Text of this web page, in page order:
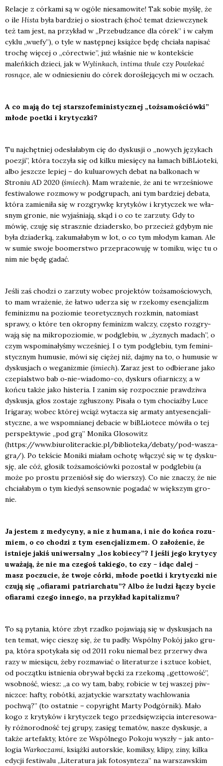
Rela­cje z cór­ka­mi są w ogó­le nie­sa­mo­wi­te! Tak sobie myślę, że
o ile Histabyła bar­dziej o sio­strach (choć temat dziew­czy­nek
też tam jest, na przy­kład w „Prze­bu­dzan­ce dla córek” i w całym
cyklu „wuefy”), o tyle w następ­nej książ­ce będę chcia­ła napi­sać
tro­chę wię­cej o „córec­twie”, już wła­śnie nie w kon­tek­ście
maleń­kich dzie­ci, jak w Wylin­kach, inti­ma thu­le czyPowle­kać
rosną­ce, ale w odnie­sie­niu do córek doro­śle­ją­cych mi w oczach.
A co mają do tej star­szo­fe­mi­ni­stycz­nej „toż­sa­mo­ściów­ki”
mło­de poet­ki i kry­tycz­ki?
Tu naj­chęt­niej ode­sła­ła­bym cię do dys­ku­sji o „nowych języ­kach
poezji”, któ­ra toczy­ła się od kil­ku mie­się­cy na łamach biBLio­te­ki,
albo jesz­cze lepiej – do kulu­aro­wych debat na bal­ko­nach w
Stro­niu AD 2020 (śmiech). Mam wra­że­nie, że ani te wrze­śnio­we
festi­wa­lo­we roz­mo­wy w pod­gru­pach, ani tym bar­dziej deba­ta,
któ­ra zamie­ni­ła się w roz­gryw­kę kry­ty­ków i kry­ty­czek we wła­
snym gro­nie, nie wyja­śnia­ją, skąd i o co te zarzu­ty. Gdy to
mówię, czu­ję się strasz­nie dzia­der­sko, bo prze­cież gdy­bym nie
była dzia­der­ką, zaku­ma­ła­bym w lot, o co tym mło­dym kaman. Ale
w sumie swo­je boomer­stwo prze­pra­co­wu­ję w tomi­ku, więc tu o
nim nie będę gadać.
Jeśli zaś cho­dzi o zarzu­ty wobec pro­jek­tów toż­sa­mo­ścio­wych,
to mam wra­że­nie, że łatwo ude­rza się w rze­ko­my esen­cja­lizm
femi­ni­zmu na pozio­mie teo­re­tycz­nych roz­k­min, nato­miast
spra­wy, o któ­re ten okrop­ny femi­nizm wal­czy, czę­sto roz­gry­
wa­ją się na mikro­po­zio­mie, w pod­gle­biu, w „żyznych madach”, o
czym wspo­mi­na­ły­śmy wcze­śniej. I o tym pod­gle­biu, tym femi­ni­
stycz­nym humu­sie, mówi się cię­żej niż, daj­my na to, o humu­sie w
dys­ku­sjach o wega­ni­zmie (śmiech). Zaraz jest to odbie­ra­ne jako
cze­pial­stwo bab o‑nie-wia­do­mo-co, dys­kurs ofiar­ni­czy, a w
koń­cu tak­że jako histe­ria. I zanim się roz­pocz­nie praw­dzi­wa
dys­ku­sja, głos zosta­je zgłu­szo­ny. Pisa­ła o tym cho­ciaż­by Luce
Iri­ga­ray, wobec któ­rej wciąż wyta­cza się arma­ty anty­esen­cja­li­
stycz­ne, a we wspo­mnia­nej deba­cie w biBLio­te­ce mówi­ła o tej
per­spek­ty­wie „pod grą” Moni­ka Glo­so­witz
(https://www.biuroliterackie.pl/biblioteka/debaty/pod-wasza-
gra/). Po tek­ście Moni­ki mia­łam ocho­tę włą­czyć się w tę dys­ku­
sję, ale cóż, gło­sik toż­sa­mo­ściów­ki pozo­stał w pod­gle­biu (a
może po pro­stu prze­niósł się do wier­szy). Co nie zna­czy, że nie
chcia­ła­bym o tym kie­dyś sen­sow­nie poga­dać w więk­szym gro­
nie.
Ja jestem z medy­cy­ny, a nie z huma­na, i nie do koń­ca rozu­
miem, o co cho­dzi z tym esen­cja­li­zmem. O zało­że­nie, że
ist­nie­je jakiś uni­wer­sal­ny „los kobie­cy”? I jeśli jego kry­ty­cy
uwa­ża­ją, że nie ma cze­goś takie­go, to czy – idąc dalej –
masz poczu­cie, że two­je cór­ki, mło­de poet­ki i kry­tycz­ki nie
czu­ją się „ofia­ra­mi patriar­cha­tu”? Albo że ludzi łączy bycie
ofia­ra­mi cze­go inne­go, na przy­kład kapi­ta­li­zmu?
To są pyta­nia, któ­re zbyt rzad­ko poja­wia­ją się w dys­ku­sjach na
ten temat, więc cie­szę się, że tu padły. Wspól­ny Pokój jako gru­
pa, któ­ra spo­ty­ka­ła się od 2011 roku nie­mal bez prze­rwy dwa
razy w mie­sią­cu, żeby roz­ma­wiać o lite­ra­tu­rze i sztu­ce kobiet,
od począt­ku ist­nie­nia obry­wał bęc­ki za rze­ko­mą „get­to­wość”,
wsob­ność, wiesz: „a co wy tam, baby, robi­cie w tej waszej piw­
nicz­ce: hafty, robót­ki, azja­tyc­kie warsz­ta­ty wachlo­wa­nia
pochwą?” (to ostat­nie – copy­ri­ght Mar­ty Pod­gór­nik). Mało
kogo z kry­ty­ków i kry­ty­czek tego przed­się­wzię­cia inte­re­so­wa­
ły róż­no­rod­ność tej gru­py, zasięg tema­tów, nasze dys­ku­sje, a
tak­że arte­fak­ty, któ­re ze Wspól­ne­go Poko­ju wyszły – jak anto­
lo­gia War­ko­cza­mi, książ­ki autor­skie, komik­sy, kli­py, ziny, kil­ka
edy­cji festi­wa­lu „Lite­ra­tu­ra jak foto­syn­te­za” na war­szaw­skim